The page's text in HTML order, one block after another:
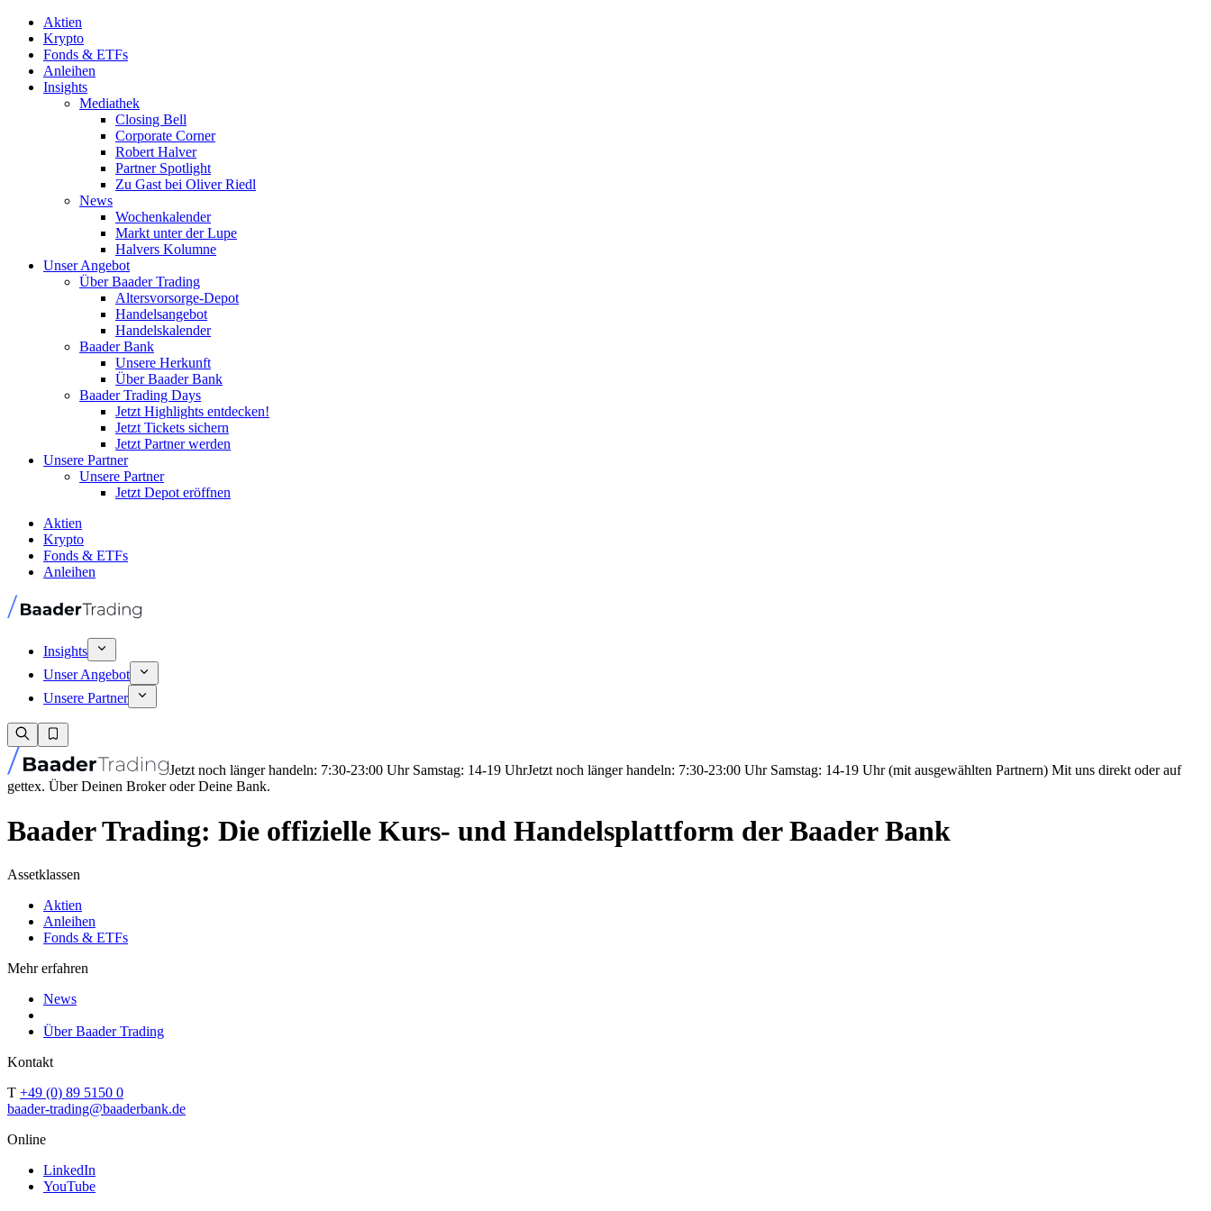
Aktien
Krypto
Fonds & ETFs
Anleihen
Insights
Mediathek
Closing Bell
Corporate Corner
Robert Halver
Partner Spotlight
Zu Gast bei Oliver Riedl
News
Wochenkalender
Markt unter der Lupe
Halvers Kolumne
Unser Angebot
Über Baader Trading
Altersvorsorge-Depot
Handelsangebot
Handelskalender
Baader Bank
Unsere Herkunft
Über Baader Bank
Baader Trading Days
Jetzt Highlights entdecken!
Jetzt Tickets sichern
Jetzt Partner werden
Unsere Partner
Unsere Partner
Jetzt Depot eröffnen
Aktien
Krypto
Fonds & ETFs
Anleihen
Insights
Unser Angebot
Unsere Partner
Jetzt noch länger handeln: 7:30-23:00 Uhr Samstag: 14-19 UhrJetzt noch länger handeln: 7:30-23:00 Uhr Samstag: 14-19 Uhr (mit ausgewählten Partnern) Mit uns direkt oder auf
gettex. Über Deinen Broker oder Deine Bank.
Baader Trading: Die offizielle Kurs- und Handelsplattform der Baader Bank
Assetklassen
Aktien
Anleihen
Fonds & ETFs
Mehr erfahren
News
Über Baader Trading
Kontakt
T +49 (0) 89 5150 0
baader-trading@baaderbank.de
Online
LinkedIn
YouTube